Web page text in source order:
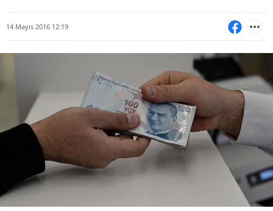
14 Mayıs 2016 12:19